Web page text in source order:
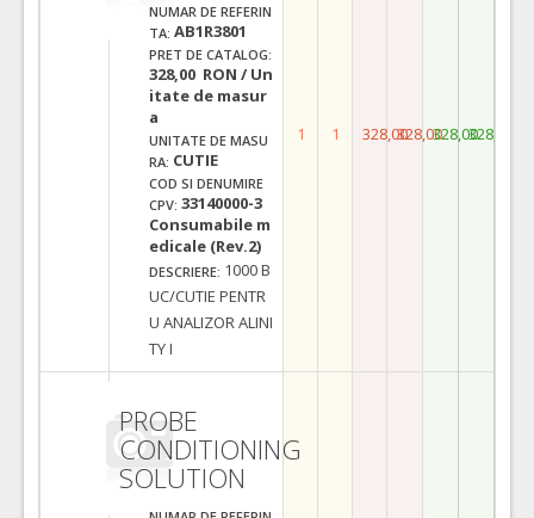
NUMAR DE REFERIN
TA: AB1R3801
PRET DE CATALOG:
328,00 RON / Un
itate de masur
a
UNITATE DE MASU
RA: CUTIE
COD SI DENUMIRE
CPV: 33140000-3
Consumabile m
edicale (Rev.2)
DESCRIERE: 1000 B
UC/CUTIE PENTR
U ANALIZOR ALINI
TY I
1 1 328,00328,00328,00328,00
PROBE
CONDITIONING
SOLUTION